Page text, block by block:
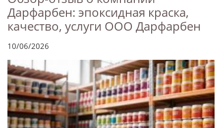
Дарфарбен: эпоксидная краска,
качество, услуги ООО Дарфарбен
10/06/2026